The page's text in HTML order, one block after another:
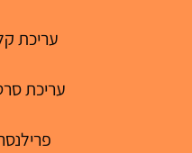
עריכת
עריכת